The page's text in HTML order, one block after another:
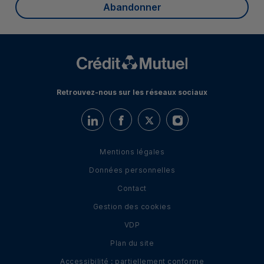
Abandonner
Retrouvez-nous sur les réseaux sociaux
Retrouvez-nous sur LinkedIn
Retrouvez-nous sur Facebook
Retrouvez-nous sur Twitter
Retrouvez-nous sur
Mentions légales
Données personnelles
Contact
Gestion des cookies
VDP
Plan du site
Accessibilité : partiellement conforme